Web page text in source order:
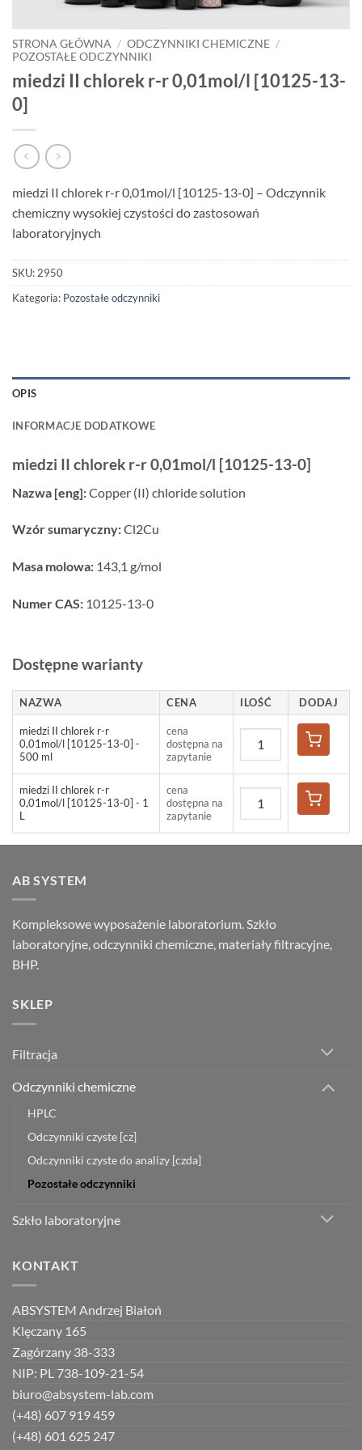
STRONA GŁÓWNA / ODCZYNNIKI CHEMICZNE /
POZOSTAŁE ODCZYNNIKI
miedzi II chlorek r-r 0,01mol/l [10125-13-
0]
miedzi II chlorek r-r 0,01mol/l [10125-13-0] – Odczynnik
chemiczny wysokiej czystości do zastosowań
laboratoryjnych
SKU: 2950
Kategoria: Pozostałe odczynniki
OPIS
INFORMACJE DODATKOWE
miedzi II chlorek r-r 0,01mol/l [10125-13-0]
Nazwa [eng]:Copper (II) chloride solution
Wzór sumaryczny:Cl2Cu
Masa molowa: 143,1 g/mol
Numer CAS: 10125-13-0
Dostępne warianty
NAZWA CENA ILOŚĆ DODAJ
miedzi II chlorek r-r
0,01mol/l [10125-13-0] -
500 ml
cena
dostępna na
zapytanie
miedzi II chlorek r-r
0,01mol/l [10125-13-0] - 1
L
cena
dostępna na
zapytanie
AB SYSTEM
Kompleksowe wyposażenie laboratorium. Szkło
laboratoryjne, odczynniki chemiczne, materiały filtracyjne,
BHP.
SKLEP
Filtracja
Odczynniki chemiczne
HPLC
Odczynniki czyste [cz]
Odczynniki czyste do analizy [czda]
Pozostałe odczynniki
Szkło laboratoryjne
KONTAKT
ABSYSTEM Andrzej Białoń
Klęczany 165
Zagórzany 38-333
NIP: PL 738-109-21-54
biuro@absystem-lab.com
(+48) 607 919 459
(+48) 601 625 247